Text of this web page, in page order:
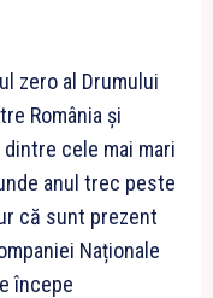
zero al Drumului
România și
cele mai mari
anul trec peste
că sunt prezent
Naționale
începe